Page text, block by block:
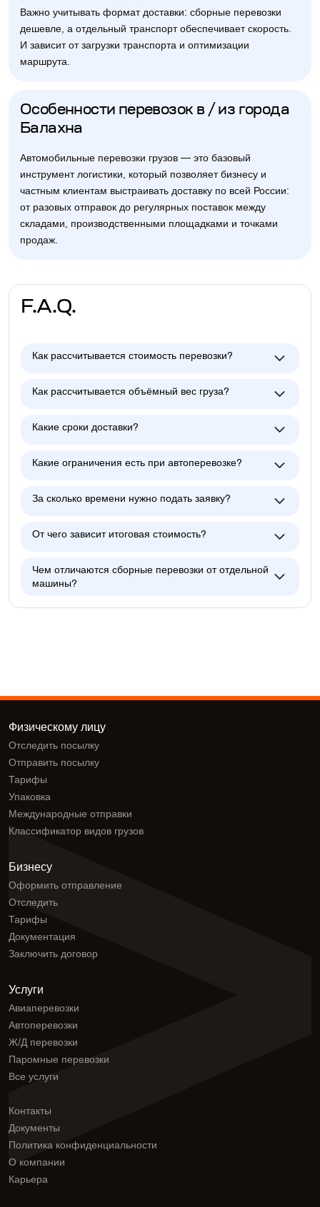
Важно учитывать формат доставки: сборные перевозки
дешевле, а отдельный транспорт обеспечивает скорость.
И зависит от загрузки транспорта и оптимизации
маршрута.
Особенности перевозок в / из города
Балахна
Автомобильные перевозки грузов — это базовый
инструмент логистики, который позволяет бизнесу и
частным клиентам выстраивать доставку по всей России:
от разовых отправок до регулярных поставок между
складами, производственными площадками и точками
продаж.
F.A.Q.
Как рассчитывается стоимость перевозки?
Как рассчитывается объёмный вес груза?
Какие сроки доставки?
Какие ограничения есть при автоперевозке?
За сколько времени нужно подать заявку?
От чего зависит итоговая стоимость?
Чем отличаются сборные перевозки от отдельной
машины?
Физическому лицу
Отследить посылку
Отправить посылку
Тарифы
Упаковка
Международные отправки
Классификатор видов грузов
Бизнесу
Оформить отправление
Отследить
Тарифы
Документация
Заключить договор
Услуги
Авиаперевозки
Автоперевозки
Ж/Д перевозки
Паромные перевозки
Все услуги
Контакты
Документы
Политика конфиденциальности
О компании
Карьера